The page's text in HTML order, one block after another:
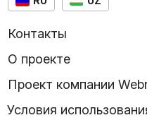
Контакты
О проекте
Проект компании
Условия